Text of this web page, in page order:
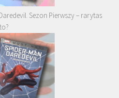
Sezon Pierwszy – rarytas